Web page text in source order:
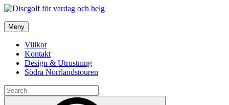
Skip
content
Discgolf för vardag och helg
En aktiv vardag & helg
Meny
Villkor
Kontakt
Design & Utrustning
Södra Norrlandstouren
Search
for: